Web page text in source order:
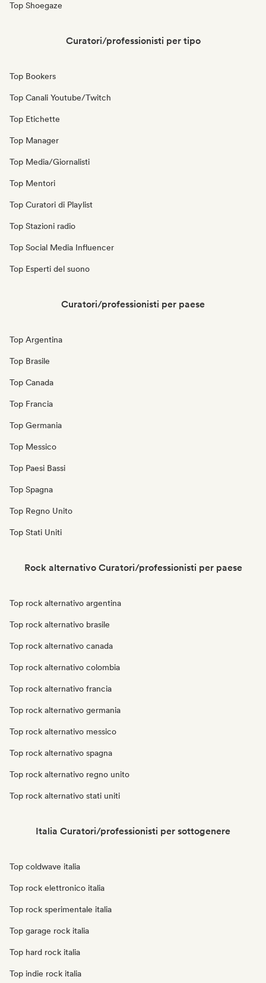
Top Shoegaze
Curatori/professionisti per tipo
Top Bookers
Top Canali Youtube/Twitch
Top Etichette
Top Manager
Top Media/Giornalisti
Top Mentori
Top Curatori di Playlist
Top Stazioni radio
Top Social Media Influencer
Top Esperti del suono
Curatori/professionisti per paese
Top Argentina
Top Brasile
Top Canada
Top Francia
Top Germania
Top Messico
Top Paesi Bassi
Top Spagna
Top Regno Unito
Top Stati Uniti
Rock alternativo Curatori/professionisti per paese
Top rock alternativo argentina
Top rock alternativo brasile
Top rock alternativo canada
Top rock alternativo colombia
Top rock alternativo francia
Top rock alternativo germania
Top rock alternativo messico
Top rock alternativo spagna
Top rock alternativo regno unito
Top rock alternativo stati uniti
Italia Curatori/professionisti per sottogenere
Top coldwave italia
Top rock elettronico italia
Top rock sperimentale italia
Top garage rock italia
Top hard rock italia
Top indie rock italia